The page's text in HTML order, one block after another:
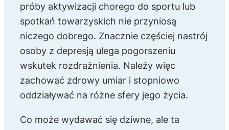
próby aktywizacji chorego do sportu lub
spotkań towarzyskich nie przyniosą
niczego dobrego. Znacznie częściej nastrój
osoby z depresją ulega pogorszeniu
wskutek rozdrażnienia. Należy więc
zachować zdrowy umiar i stopniowo
oddziaływać na różne sfery jego życia.
Co może wydawać się dziwne, ale ta